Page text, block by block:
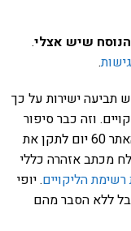
שיש אצלי.
.
תביעה ישירות על כך
וזה כבר סיפור
יקר יותר שגם קל להתגונן מפניו. יש לבעל האתר 60 יום לתקן את
מכתב אזהרה כללי
הליקויים. יופי
ללא הסבר מהם